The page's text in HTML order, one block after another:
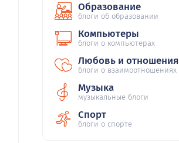
Образование
блоги об образовании
Компьютеры
блоги о компьютерах
Любовь и отношения
блоги о взаимоотношениях
Музыка
музыкальные блоги
Спорт
блоги о спорте